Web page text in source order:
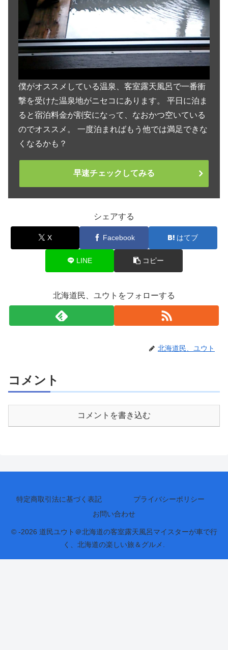
僕がオススメしている温泉、客室露天風呂で一番衝
撃を受けた温泉地がニセコにあります。 平日に泊ま
ると宿泊料金が割安になって、なおかつ空いている
のでオススメ。 一度泊まればもう他では満足できな
くなるかも？
早速チェックしてみる
シェアする
X Facebook はてブ
LINE コピー
北海道民、ユウトをフォローする
北海道民、ユウト
コメント
コメントを書き込む
特定商取引法に基づく表記
プライバシーポリシー
お問い合わせ
© -2026 道民ユウト＠北海道の客室露天風呂マイスターが車で行
く、北海道の楽しい旅＆グルメ.